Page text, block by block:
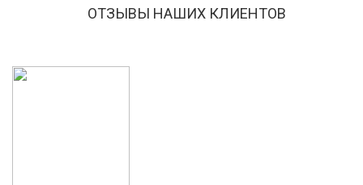
ОТЗЫВЫ НАШИХ КЛИЕНТОВ